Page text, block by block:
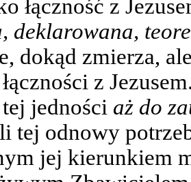
łączność z
deklarowana,
dokąd zmierza,
z
jedności aż do
tej odnowy
jej kierunkiem